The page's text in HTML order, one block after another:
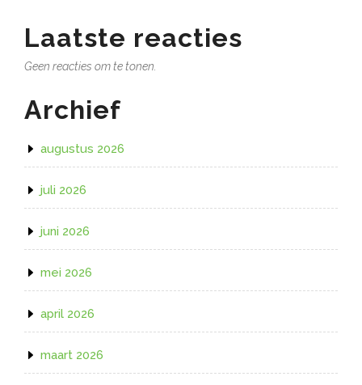
Laatste reacties
Geen reacties om te tonen.
Archief
augustus 2026
juli 2026
juni 2026
mei 2026
april 2026
maart 2026